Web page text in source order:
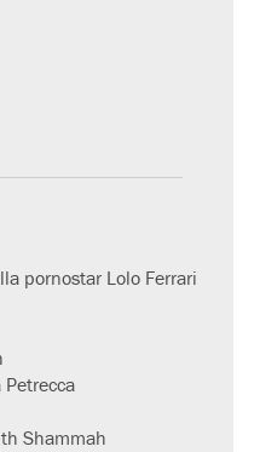
pornostar Lolo Ferrari
Shammah